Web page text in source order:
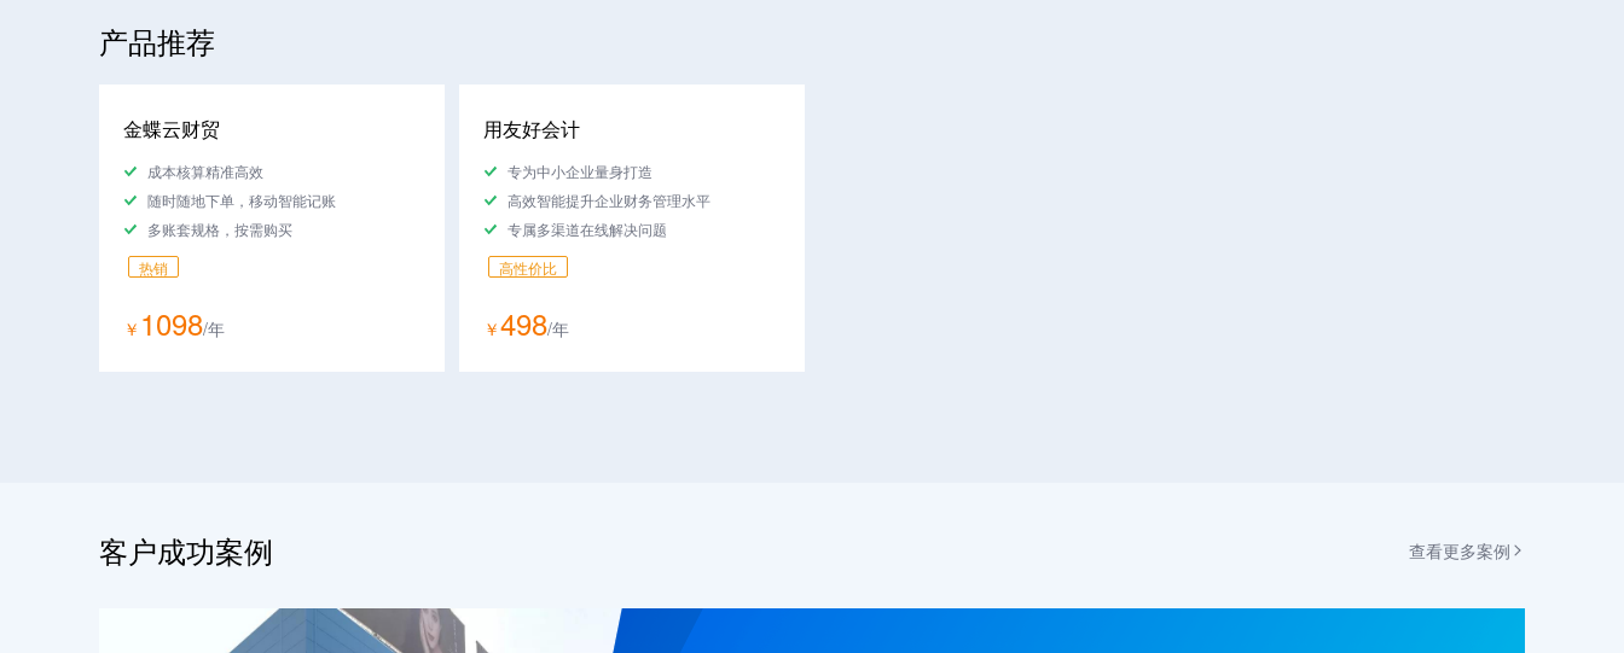
产品推荐
金蝶云财贸
成本核算精准高效
随时随地下单，移动智能记账
多账套规格，按需购买
热销
￥ 1098/年
用友好会计
专为中小企业量身打造
高效智能提升企业财务管理水平
专属多渠道在线解决问题
高性价比
￥498/年
客户成功案例 查看更多案例